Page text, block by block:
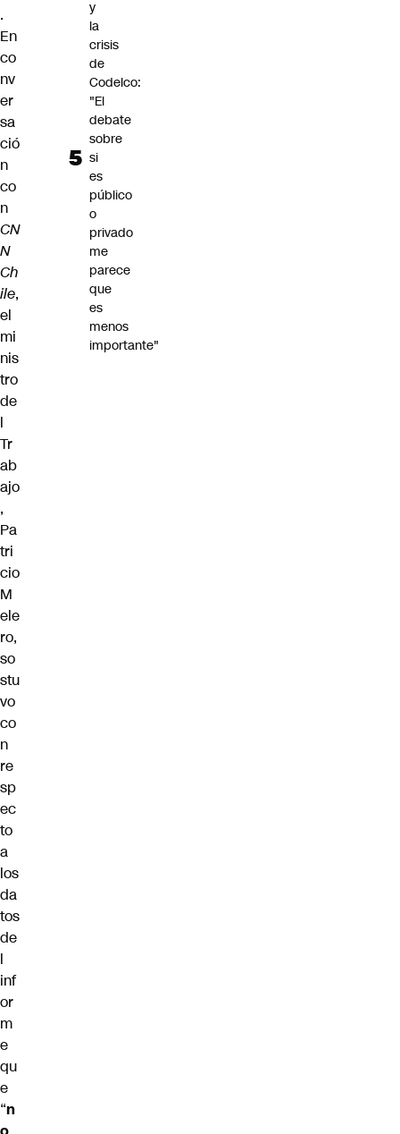
.
En
co
nv
er
sa
ció
n
co
n
CN
N
Ch
ile,
el
mi
nis
tro
de
l
Tr
ab
ajo
,
Pa
tri
cio
M
ele
ro,
so
stu
vo
co
n
re
sp
ec
to
a
los
da
tos
de
l
inf
or
m
e
qu
e
“n
y
la
crisis
de
Codelco:
"El
debate
sobre
si
es
público
o
privado
me
parece
que
es
menos
importante"